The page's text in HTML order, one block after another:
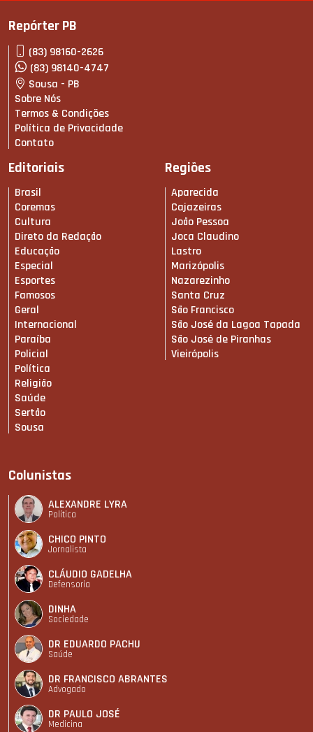
Repórter PB
(83) 98160-2626
(83) 98140-4747
Sousa - PB
Sobre Nós
Termos & Condições
Política de Privacidade
Contato
Editoriais
Brasil
Coremas
Cultura
Direto da Redação
Educação
Especial
Esportes
Famosos
Geral
Internacional
Paraíba
Policial
Política
Religião
Saúde
Sertão
Sousa
Regiões
Aparecida
Cajazeiras
João Pessoa
Joca Claudino
Lastro
Marizópolis
Nazarezinho
Santa Cruz
São Francisco
São José da Lagoa Tapada
São José de Piranhas
Vieirópolis
Colunistas
ALEXANDRE LYRA
Política
CHICO PINTO
Jornalista
CLÁUDIO GADELHA
Defensoria
DINHA
Sociedade
DR EDUARDO PACHU
Saúde
DR FRANCISCO ABRANTES
Advogado
DR PAULO JOSÉ
Medicina